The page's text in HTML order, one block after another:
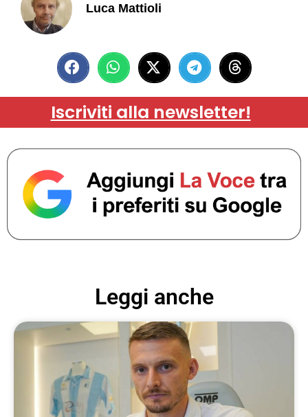
Luca Mattioli
Iscriviti alla newsletter!
Leggi anche